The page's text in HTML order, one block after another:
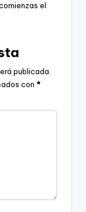
el
publicada.
con *